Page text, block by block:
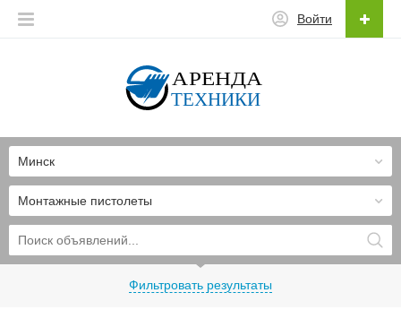
Войти
Монтажные пистолеты
Минск
Фильтровать результаты